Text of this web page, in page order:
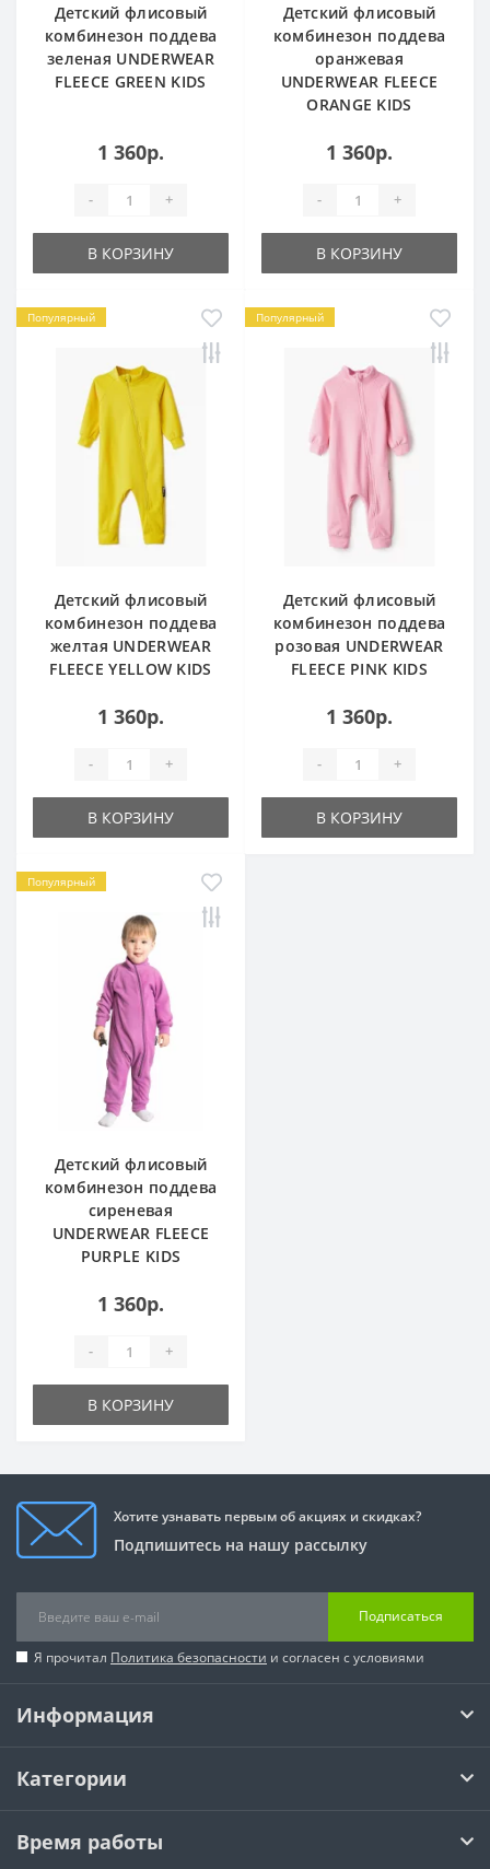
Детский флисовый
комбинезон поддева
зеленая UNDERWEAR
FLEECE GREEN KIDS
1 360р.
- +
В КОРЗИНУ
Детский флисовый
комбинезон поддева
оранжевая
UNDERWEAR FLEECE
ORANGE KIDS
1 360р.
- +
В КОРЗИНУ
Популярный
Детский флисовый
комбинезон поддева
желтая UNDERWEAR
FLEECE YELLOW KIDS
1 360р.
- +
В КОРЗИНУ
Популярный
Детский флисовый
комбинезон поддева
розовая UNDERWEAR
FLEECE PINK KIDS
1 360р.
- +
В КОРЗИНУ
Популярный
Детский флисовый
комбинезон поддева
сиреневая
UNDERWEAR FLEECE
PURPLE KIDS
1 360р.
- +
В КОРЗИНУ
Хотите узнавать первым об акциях и скидках?
Подпишитесь на нашу рассылку
Подписаться
Я прочитал Политика безопасности и согласен с условиями
Информация
Категории
Время работы